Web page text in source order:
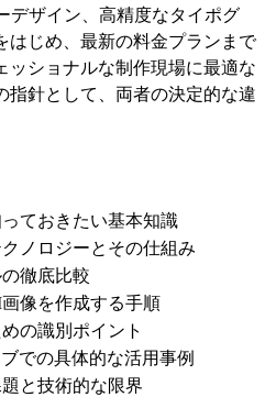
デザイン、高精度なタイポグ
はじめ、最新の料金プランまで
ッショナルな制作現場に最適な
指針として、両者の決定的な違
ておきたい基本知識
ノロジーとその仕組み
徹底比較
像を作成する手順
の識別ポイント
での具体的な活用事例
と技術的な限界